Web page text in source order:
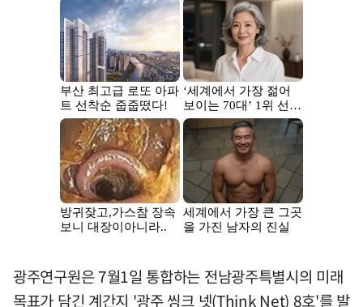
광주연구원은 7월1일 통합하는 전남광주특별시의 미래
목표가 담긴 계간지 '광주 씽크 넷(Think Net) 8호'를 발